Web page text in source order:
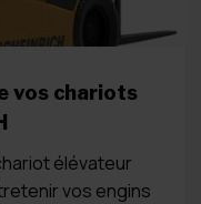
vos chariots
élévateur
vos engins